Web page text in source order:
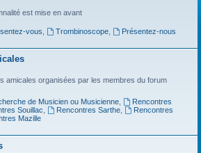
est mise en avant
vous Trombinoscope,
Présentez-nous
amicales organisées par les membres du forum
de Musicien ou Musicienne,
Rencontres
Souillac Rencontres Sarthe,
Rencontres
Mazille